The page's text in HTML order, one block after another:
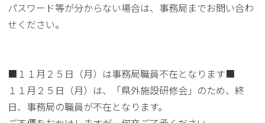
パスワード等が分からない場合は、事務局までお問い合わ
せください。
■１１月２５日（月）は事務局職員不在となります■
１１月２５日（月）は、「県外施設研修会」のため、終
日、事務局の職員が不在となります。